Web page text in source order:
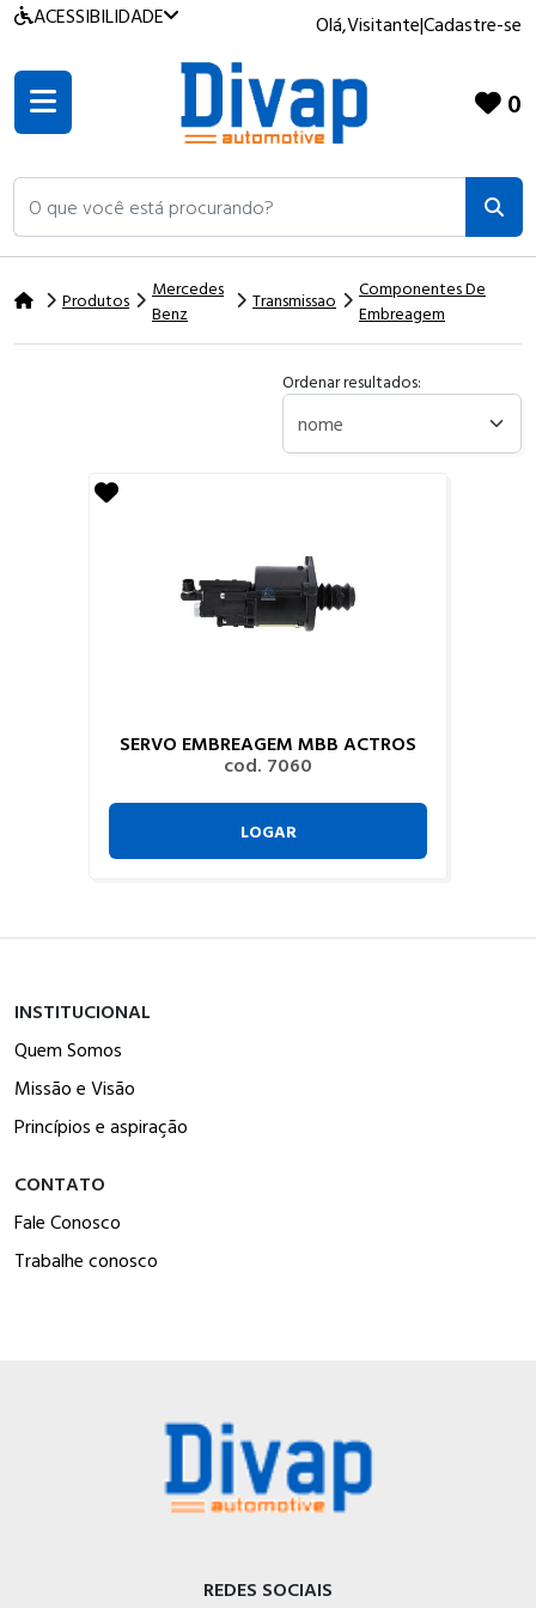
ACESSIBILIDADE Olá,Visitante|Cadastre-se
O que você está procurando?
0
Produtos
Mercedes
Benz
Transmissao
Componentes De
Embreagem
Ordenar resultados:
SERVO EMBREAGEM MBB ACTROS
cod. 7060
LOGAR
INSTITUCIONAL
Quem Somos
Missão e Visão
Princípios e aspiração
CONTATO
Fale Conosco
Trabalhe conosco
REDES SOCIAIS